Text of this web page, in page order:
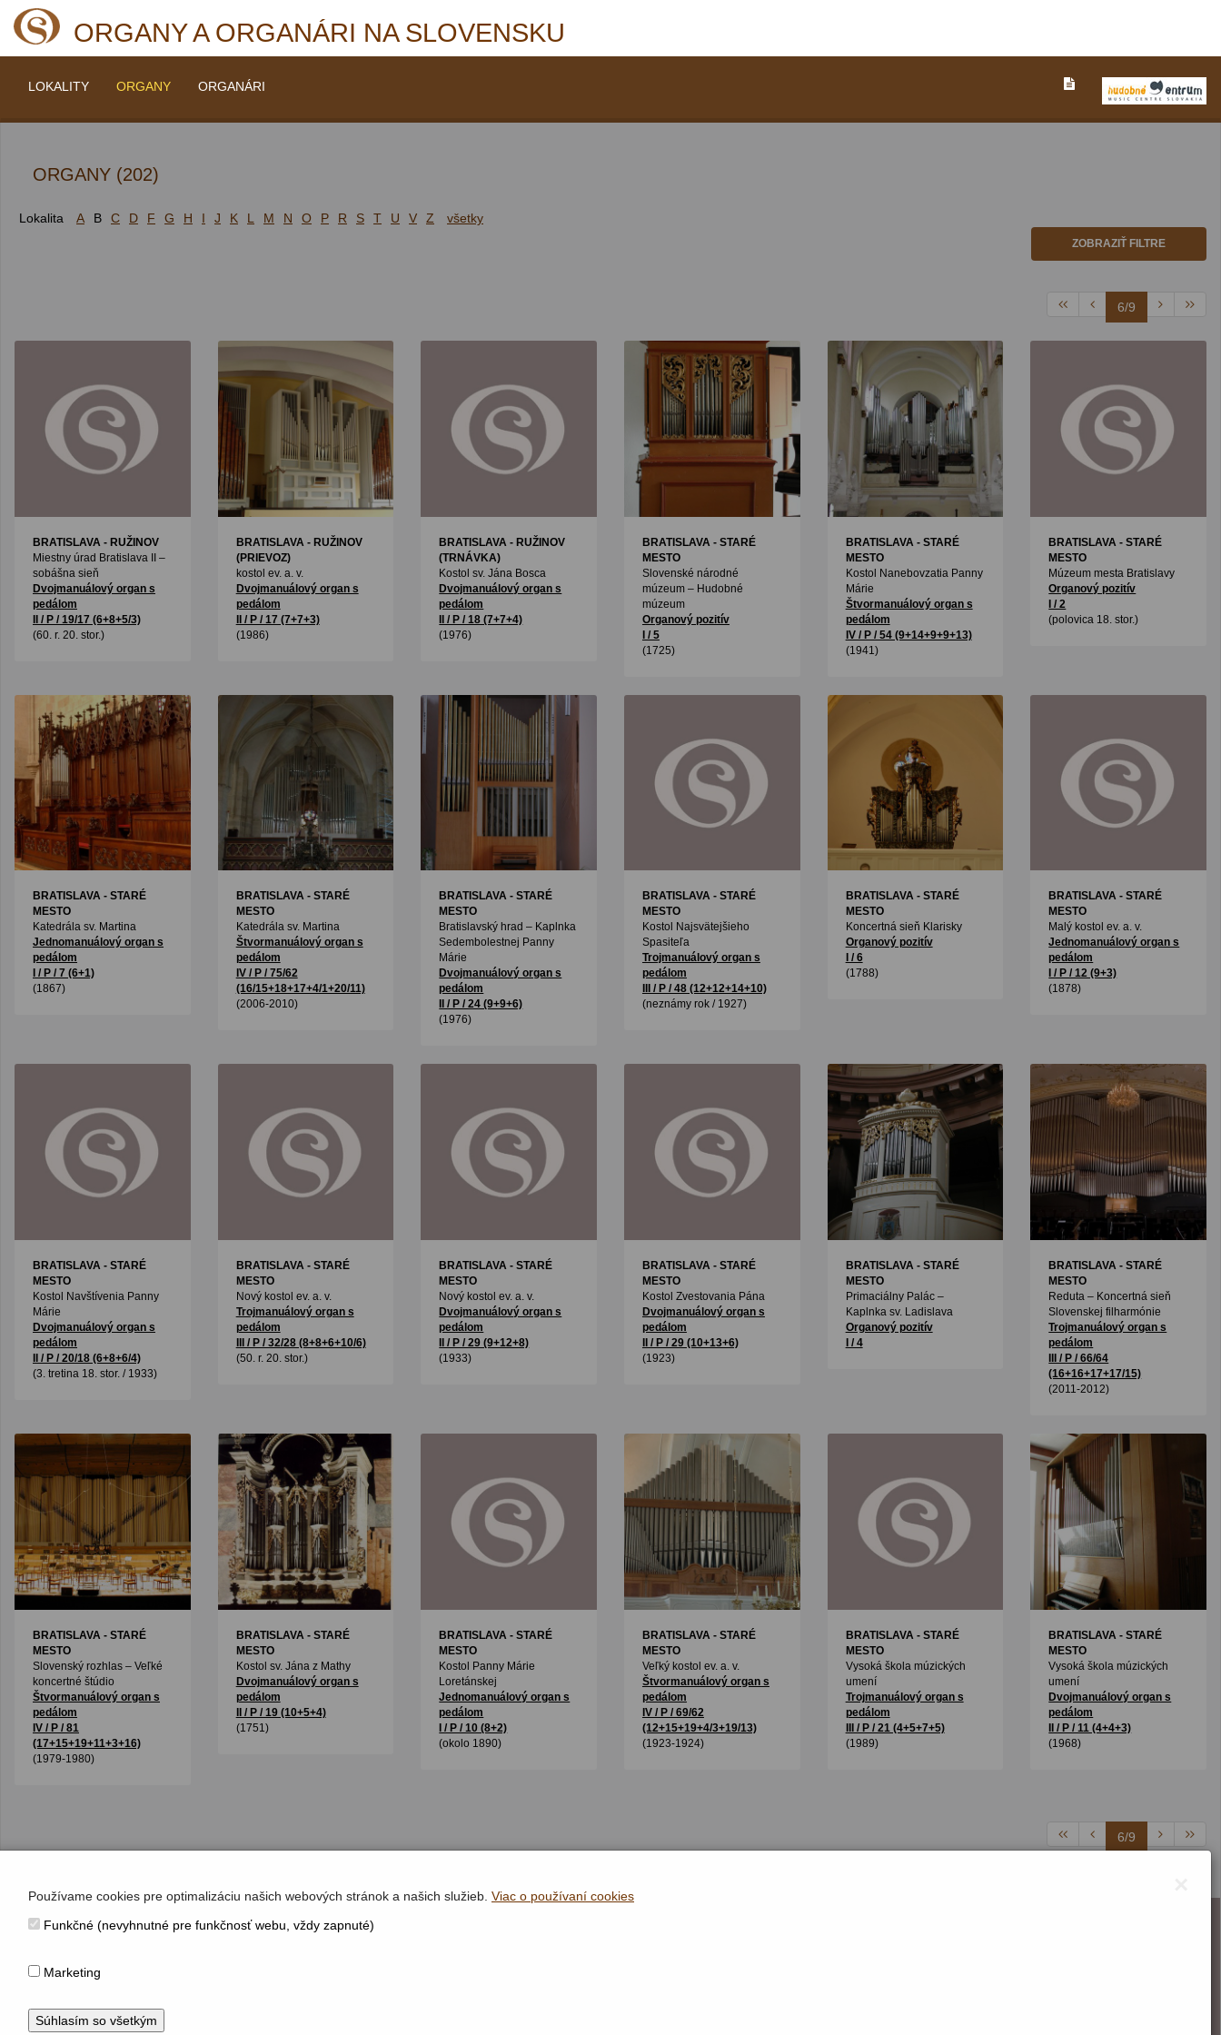
ORGANY A ORGANÁRI NA SLOVENSKU
LOKALITY ORGANY ORGANÁRI
ORGANY (202)
Lokalita A B C D F G H I J K L M N O P R S T U V Z všetky
ZOBRAZIŤ FILTRE
6/9
BRATISLAVA - RUŽINOV
Miestny úrad Bratislava II –
sobášna sieň
Dvojmanuálový organ s
pedálom
II / P / 19/17 (6+8+5/3)
(60. r. 20. stor.)
BRATISLAVA - RUŽINOV
(PRIEVOZ)
kostol ev. a. v.
Dvojmanuálový organ s
pedálom
II / P / 17 (7+7+3)
(1986)
BRATISLAVA - RUŽINOV
(TRNÁVKA)
Kostol sv. Jána Bosca
Dvojmanuálový organ s
pedálom
II / P / 18 (7+7+4)
(1976)
BRATISLAVA - STARÉ
MESTO
Slovenské národné
múzeum – Hudobné
múzeum
Organový pozitív
I / 5
(1725)
BRATISLAVA - STARÉ
MESTO
Kostol Nanebovzatia Panny
Márie
Štvormanuálový organ s
pedálom
IV / P / 54 (9+14+9+9+13)
(1941)
BRATISLAVA - STARÉ
MESTO
Múzeum mesta Bratislavy
Organový pozitív
I / 2
(polovica 18. stor.)
BRATISLAVA - STARÉ
MESTO
Katedrála sv. Martina
Jednomanuálový organ s
pedálom
I / P / 7 (6+1)
(1867)
BRATISLAVA - STARÉ
MESTO
Katedrála sv. Martina
Štvormanuálový organ s
pedálom
IV / P / 75/62
(16/15+18+17+4/1+20/11)
(2006-2010)
BRATISLAVA - STARÉ
MESTO
Bratislavský hrad – Kaplnka
Sedembolestnej Panny
Márie
Dvojmanuálový organ s
pedálom
II / P / 24 (9+9+6)
(1976)
BRATISLAVA - STARÉ
MESTO
Kostol Najsvätejšieho
Spasiteľa
Trojmanuálový organ s
pedálom
III / P / 48 (12+12+14+10)
(neznámy rok / 1927)
BRATISLAVA - STARÉ
MESTO
Koncertná sieň Klarisky
Organový pozitív
I / 6
(1788)
BRATISLAVA - STARÉ
MESTO
Malý kostol ev. a. v.
Jednomanuálový organ s
pedálom
I / P / 12 (9+3)
(1878)
BRATISLAVA - STARÉ
MESTO
Kostol Navštívenia Panny
Márie
Dvojmanuálový organ s
pedálom
II / P / 20/18 (6+8+6/4)
(3. tretina 18. stor. / 1933)
BRATISLAVA - STARÉ
MESTO
Nový kostol ev. a. v.
Trojmanuálový organ s
pedálom
III / P / 32/28 (8+8+6+10/6)
(50. r. 20. stor.)
BRATISLAVA - STARÉ
MESTO
Nový kostol ev. a. v.
Dvojmanuálový organ s
pedálom
II / P / 29 (9+12+8)
(1933)
BRATISLAVA - STARÉ
MESTO
Kostol Zvestovania Pána
Dvojmanuálový organ s
pedálom
II / P / 29 (10+13+6)
(1923)
BRATISLAVA - STARÉ
MESTO
Primaciálny Palác –
Kaplnka sv. Ladislava
Organový pozitív
I / 4
BRATISLAVA - STARÉ
MESTO
Reduta – Koncertná sieň
Slovenskej filharmónie
Trojmanuálový organ s
pedálom
III / P / 66/64
(16+16+17+17/15)
(2011-2012)
BRATISLAVA - STARÉ
MESTO
Slovenský rozhlas – Veľké
koncertné štúdio
Štvormanuálový organ s
pedálom
IV / P / 81
(17+15+19+11+3+16)
(1979-1980)
BRATISLAVA - STARÉ
MESTO
Kostol sv. Jána z Mathy
Dvojmanuálový organ s
pedálom
II / P / 19 (10+5+4)
(1751)
BRATISLAVA - STARÉ
MESTO
Kostol Panny Márie
Loretánskej
Jednomanuálový organ s
pedálom
I / P / 10 (8+2)
(okolo 1890)
BRATISLAVA - STARÉ
MESTO
Veľký kostol ev. a. v.
Štvormanuálový organ s
pedálom
IV / P / 69/62
(12+15+19+4/3+19/13)
(1923-1924)
BRATISLAVA - STARÉ
MESTO
Vysoká škola múzických
umení
Trojmanuálový organ s
pedálom
III / P / 21 (4+5+7+5)
(1989)
BRATISLAVA - STARÉ
MESTO
Vysoká škola múzických
umení
Dvojmanuálový organ s
pedálom
II / P / 11 (4+4+3)
(1968)
6/9
KONTAKT
Hudobné centrum
+421 (2) 2047 0111, info@hc.sk
www.hc.sk
Používame cookies pre optimalizáciu našich webových stránok a našich služieb. Viac o používaní cookies
Funkčné (nevyhnutné pre funkčnosť webu, vždy zapnuté)
Marketing